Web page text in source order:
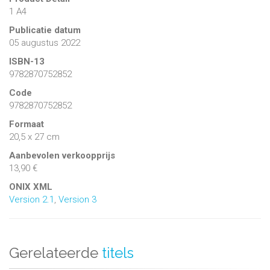
1 A4
Publicatie datum
05 augustus 2022
ISBN-13
9782870752852
Code
9782870752852
Formaat
20,5 x 27 cm
Aanbevolen verkoopprijs
13,90 €
ONIX XML
Version 2.1 , Version 3
Gerelateerde titels